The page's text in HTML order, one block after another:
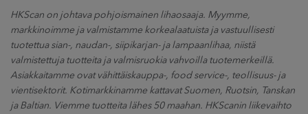
HKScan on johtava pohjoismainen lihaosaaja. Myymme,
markkinoimme ja valmistamme korkealaatuista ja vastuullisesti
tuotettua sian-, naudan-, siipikarjan- ja lampaanlihaa, niistä
valmistettuja tuotteita ja valmisruokia vahvoilla tuotemerkeillä.
Asiakkaitamme ovat vähittäiskauppa-, food service-, teollisuus- ja
vientisektorit. Kotimarkkinamme kattavat Suomen, Ruotsin, Tanskan
ja Baltian. Viemme tuotteita lähes 50 maahan. HKScanin liikevaihto